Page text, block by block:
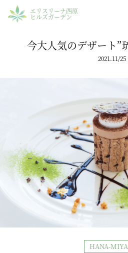
エリスリーナ西原
ヒルズガーデン
今大人気のデザート”
2021.11/25
HANA-